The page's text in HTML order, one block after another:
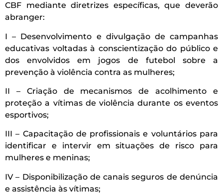
CBF mediante diretrizes específicas, que deverão
abranger:
I – Desenvolvimento e divulgação de campanhas
educativas voltadas à conscientização do público e
dos envolvidos em jogos de futebol sobre a
prevenção à violência contra as mulheres;
II – Criação de mecanismos de acolhimento e
proteção a vítimas de violência durante os eventos
esportivos;
III – Capacitação de profissionais e voluntários para
identificar e intervir em situações de risco para
mulheres e meninas;
IV – Disponibilização de canais seguros de denúncia
e assistência às vítimas;